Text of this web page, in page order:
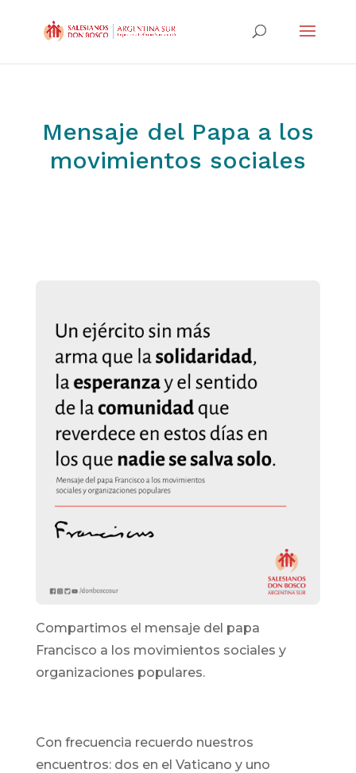
Mensaje del Papa a los
movimientos sociales
Compartimos el mensaje del papa
Francisco a los movimientos sociales y
organizaciones populares.
Con frecuencia recuerdo nuestros
encuentros: dos en el Vaticano y uno